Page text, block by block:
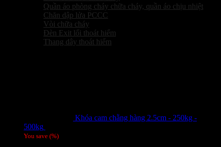
Quần áo phòng cháy chữa cháy, quần áo chịu nhiệt
Chăn dập lửa PCCC
Vòi chữa cháy
Đèn Exit lối thoát hiểm
Thang dây thoát hiểm
Khóa cam chằng hàng 2.5cm - 250kg -
500kg
You save (%)